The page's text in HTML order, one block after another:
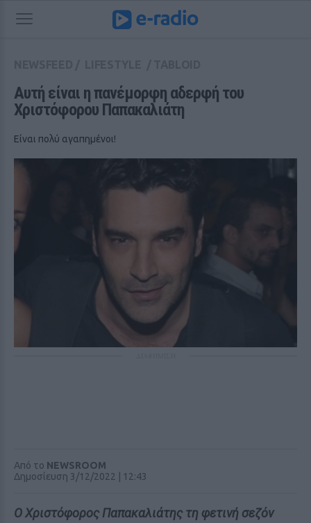
Αυτή είναι η πανέμορφη αδερφή του
Χριστόφορου Παπακαλιάτη
Είναι πολύ αγαπημένοι!
Από το NEWSROOM
Δημοσίευση 3/12/2022 | 12:43
Ο Χριστόφορος Παπακαλιάτης τη φετινή σεζόν